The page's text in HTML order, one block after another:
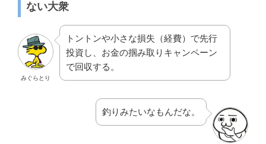
ない大衆
みぐらとり
トントンや小さな損失（経費）で先行
投資し、お金の掴み取りキャンペーン
で回収する。
釣りみたいなもんだな。